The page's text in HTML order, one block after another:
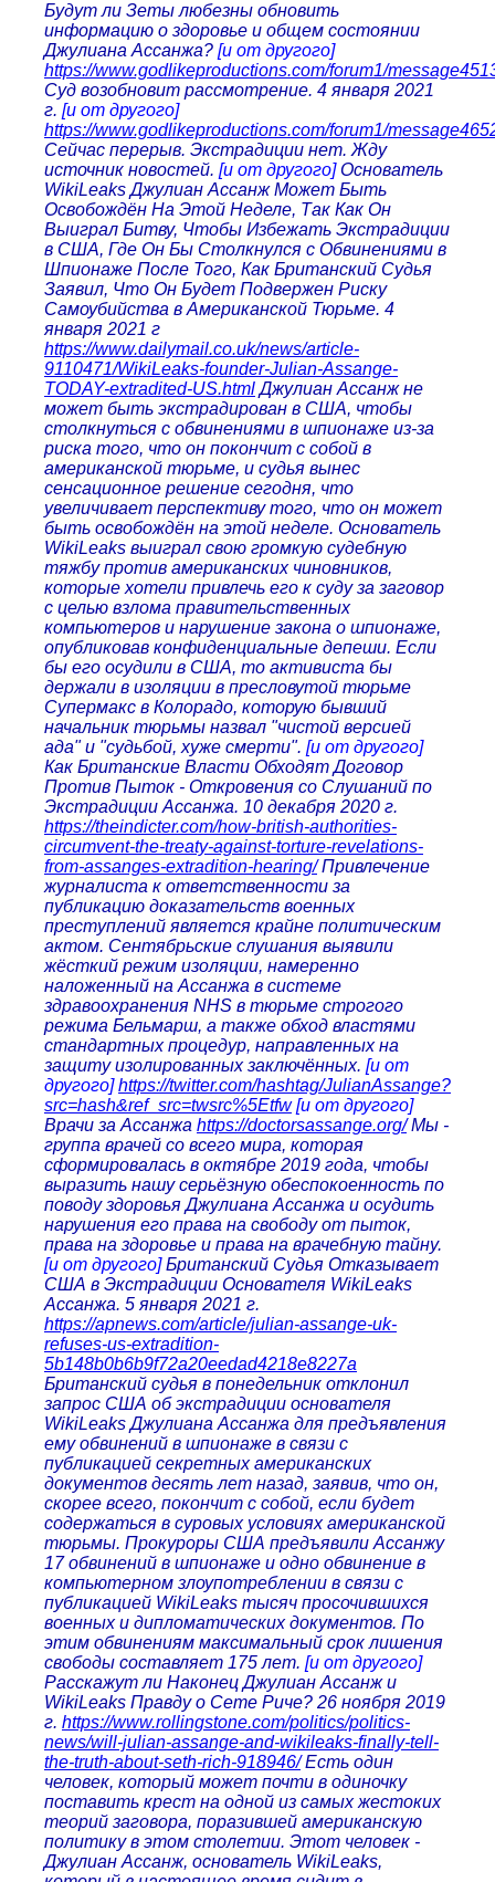
Будут ли Зеты любезны обновить
информацию о здоровье и общем состоянии
Джулиана Ассанжа? [и от другого]
https://www.godlikeproductions.com/forum1/
Суд возобновит рассмотрение. 4 января 2021
г. [и от другого]
https://www.godlikeproductions.com/forum1/
Сейчас перерыв. Экстрадиции нет. Жду
источник новостей. [и от другого] Основатель
WikiLeaks Джулиан Ассанж Может Быть
Освобождён На Этой Неделе, Так Как Он
Выиграл Битву, Чтобы Избежать Экстрадиции
в США, Где Он Бы Столкнулся с Обвинениями в
Шпионаже После Того, Как Британский Судья
Заявил, Что Он Будет Подвержен Риску
Самоубийства в Американской Тюрьме. 4
января 2021 г
https://www.dailymail.co.uk/news/article-
9110471/WikiLeaks-founder-Julian-Assange-
TODAY-extradited-US.htmlДжулиан Ассанж не
может быть экстрадирован в США, чтобы
столкнуться с обвинениями в шпионаже из-за
риска того, что он покончит с собой в
американской тюрьме, и судья вынес
сенсационное решение сегодня, что
увеличивает перспективу того, что он может
быть освобождён на этой неделе. Основатель
WikiLeaks выиграл свою громкую судебную
тяжбу против американских чиновников,
которые хотели привлечь его к суду за заговор
с целью взлома правительственных
компьютеров и нарушение закона о шпионаже,
опубликовав конфиденциальные депеши. Если
бы его осудили в США, то активиста бы
держали в изоляции в пресловутой тюрьме
Супермакс в Колорадо, которую бывший
начальник тюрьмы назвал "чистой версией
ада" и "судьбой, хуже смерти". [и от другого]
Как Британские Власти Обходят Договор
Против Пыток - Откровения со Слушаний по
Экстрадиции Ассанжа. 10 декабря 2020 г.
https://theindicter.com/how-british-authorities-
circumvent-the-treaty-against-torture-revelations-
from-assanges-extradition-hearing/Привлечение
журналиста к ответственности за
публикацию доказательств военных
преступлений является крайне политическим
актом. Сентябрьские слушания выявили
жёсткий режим изоляции, намеренно
наложенный на Ассанжа в системе
здравоохранения NHS в тюрьме строгого
режима Бельмарш, а также обход властями
стандартных процедур, направленных на
защиту изолированных заключённых. [и от
другого] https://twitter.com/hashtag/JulianAssange?
src=hash&ref_src=twsrc%5Etfw [и от другого]
Врачи за Ассанжа https://doctorsassange.org/Мы -
группа врачей со всего мира, которая
сформировалась в октябре 2019 года, чтобы
выразить нашу серьёзную обеспокоенность по
поводу здоровья Джулиана Ассанжа и осудить
нарушения его права на свободу от пыток,
права на здоровье и права на врачебную тайну.
[и от другого] Британский Судья Отказывает
США в Экстрадиции Основателя WikiLeaks
Ассанжа. 5 января 2021 г.
https://apnews.com/article/julian-assange-uk-
refuses-us-extradition-
5b148b0b6b9f72a20eedad4218e8227a
Британский судья в понедельник отклонил
запрос США об экстрадиции основателя
WikiLeaks Джулиана Ассанжа для предъявления
ему обвинений в шпионаже в связи с
публикацией секретных американских
документов десять лет назад, заявив, что он,
скорее всего, покончит с собой, если будет
содержаться в суровых условиях американской
тюрьмы. Прокуроры США предъявили Ассанжу
17 обвинений в шпионаже и одно обвинение в
компьютерном злоупотреблении в связи с
публикацией WikiLeaks тысяч просочившихся
военных и дипломатических документов. По
этим обвинениям максимальный срок лишения
свободы составляет 175 лет. [и от другого]
Расскажут ли Наконец Джулиан Ассанж и
WikiLeaks Правду о Сете Риче? 26 ноября 2019
г. https://www.rollingstone.com/politics/politics-
news/will-julian-assange-and-wikileaks-finally-tell-
the-truth-about-seth-rich-918946/Есть один
человек, который может почти в одиночку
поставить крест на одной из самых жестоких
теорий заговора, поразившей американскую
политику в этом столетии. Этот человек -
Джулиан Ассанж, основатель WikiLeaks,